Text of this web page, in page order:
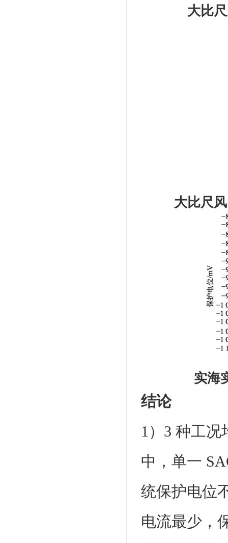
大比
大比尺
实海
结论
1）3 种工
中，单一
统保护电位
电流最少，